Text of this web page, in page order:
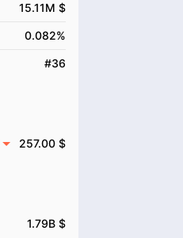
15.11M $
0.082%
#36
257.00 $
1.79B $